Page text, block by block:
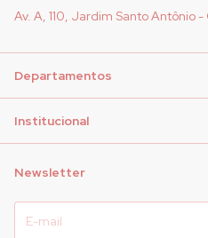
Av. A, 110, Jardim Santo Antônio
Departamentos
Institucional
Newsletter